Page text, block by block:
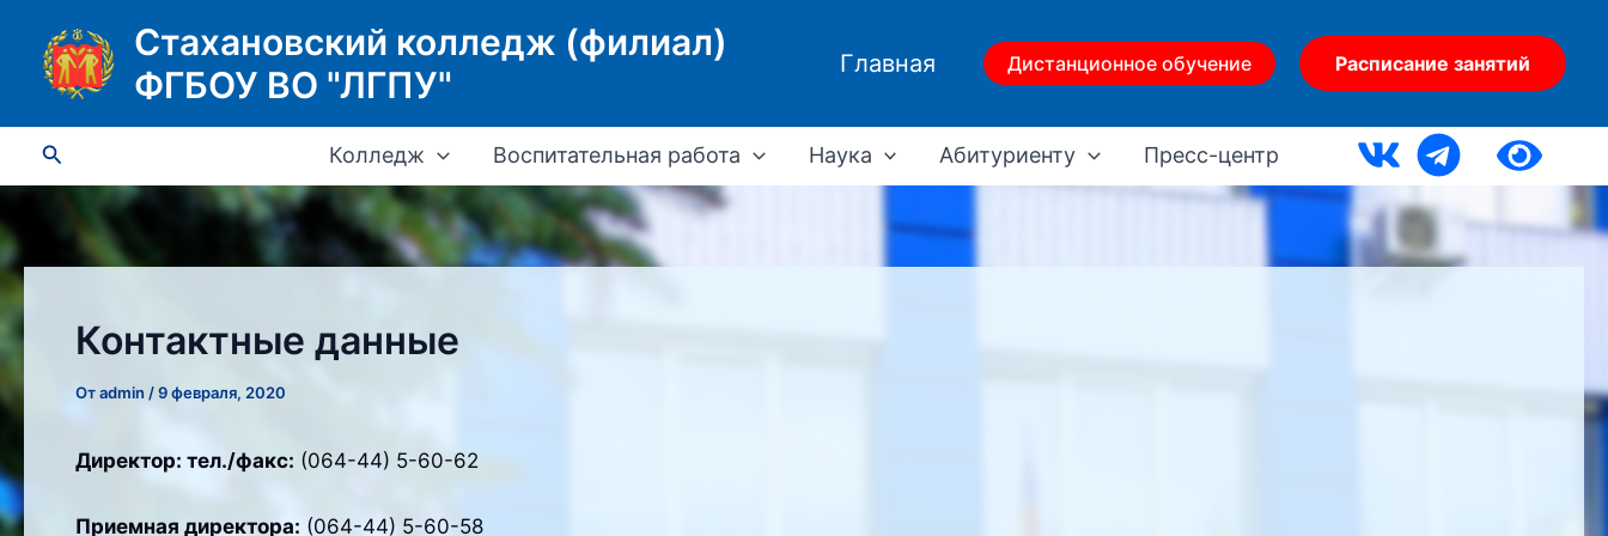
содержимому
Стахановский колледж (филиал)
ФГБОУ ВО "ЛГПУ"
Главная Дистанционное обучение Расписание занятий
Поиск Колледж Воспитательная работа Наука Абитуриенту Пресс-центр
Контактные данные
Отadmin /9 февраля, 2020
Директор: тел./факс: (064-44) 5-60-62
Приемная директора: (064-44) 5-60-58